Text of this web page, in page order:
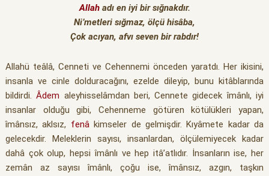
Allahadı en iyi bir sığnakdır.
Ni’metleri sığmaz, ölçü hisâba,
Çok acıyan, afvı seven bir rabdır!
Allahü teâlâ, Cenneti ve Cehennemi önceden yaratdı. Her ikisini,
insanla ve cinle dolduracağını, ezelde dileyip, bunu kitâblarında
bildirdi.Âdem aleyhisselâmdan beri, Cennete gidecek îmânlı, iyi
insanlar olduğu gibi, Cehenneme götüren kötülükleri yapan,
îmânsız, aklsız, fenâkimseler de gelmişdir. Kıyâmete kadar da
gelecekdir. Meleklerin sayısı, insanlardan, ölçülemiyecek kadar
dahâ çok olup, hepsi îmânlı ve hep itâ’atlıdır. İnsanların ise, her
zemân az sayısı îmânlı, çoğu ise, îmânsız, azgın, taşkın